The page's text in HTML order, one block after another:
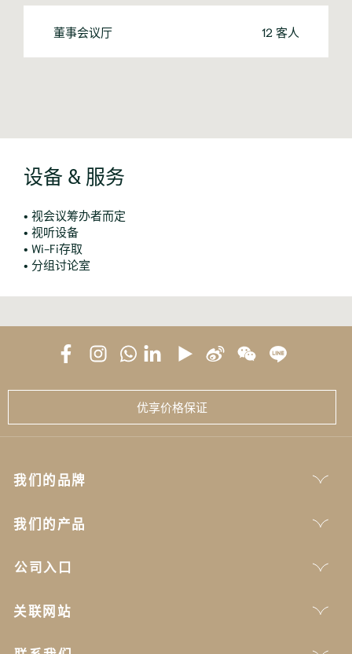
董事会议厅 12 客人
设备 & 服务
• 视会议筹办者而定
• 视听设备
• Wi-Fi存取
• 分组讨论室
优享价格保证
我们的品牌
我们的产品
公司入口
关联网站